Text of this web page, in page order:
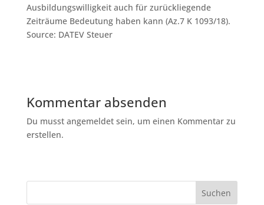
Ausbildungswilligkeit auch für zurückliegende
Zeiträume Bedeutung haben kann (Az.7 K 1093/18).
Source: DATEV Steuer
Kommentar absenden
Du musst angemeldet sein, um einen Kommentar zu
erstellen.